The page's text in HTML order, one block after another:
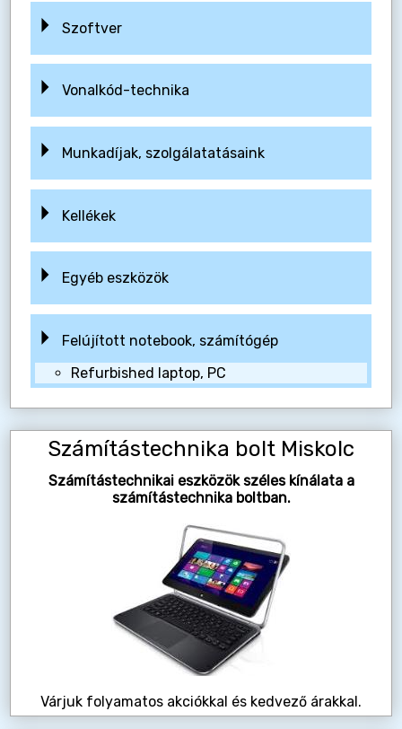
Szoftver
Vonalkód-technika
Munkadíjak, szolgálatatásaink
Kellékek
Egyéb eszközök
Felújított notebook, számítógép
Refurbished laptop, PC
Számítástechnika bolt Miskolc
Számítástechnikai eszközök széles kínálata a
számítástechnika boltban.
Várjuk folyamatos akciókkal és kedvező árakkal.